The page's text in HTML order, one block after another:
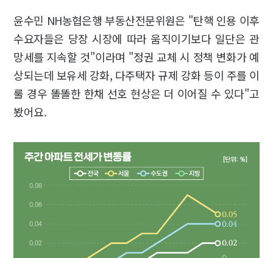
윤수민 NH농협은행 부동산전문위원은 "탄핵 인용 이후
수요자들은 당장 시장에 따라 움직이기보다 일단은 관
망세를 지속할 것"이라며 "정권 교체 시 정책 변화가 예
상되는데 보유세 강화, 다주택자 규제 강화 등이 주를 이
룰 경우 똘똘한 한채 선호 현상은 더 이어질 수 있다"고
봤어요.